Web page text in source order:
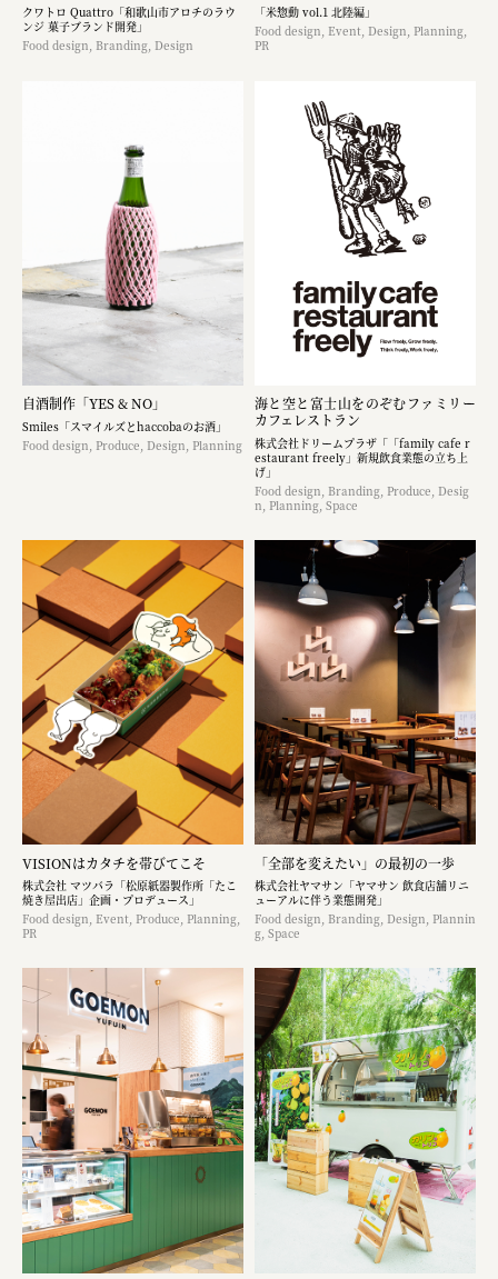
クワトロ Quattro「和歌山市アロチのラウ
ンジ 菓子ブランド開発」
Food design, Branding, Design
「米惣動 vol.1 北陸編」
Food design, Event, Design, Planning,
PR
自酒制作「YES & NO」
Smiles「スマイルズとhaccobaのお酒」
Food design, Produce, Design, Planning
海と空と富士山をのぞむファミリー
カフェレストラン
株式会社ドリームプラザ「「family cafe r
estaurant freely」新規飲食業態の立ち上
げ」
Food design, Branding, Produce, Desig
n, Planning, Space
VISIONはカタチを帯びてこそ
株式会社 マツバラ「松原紙器製作所「たこ
焼き屋出店」企画・プロデュース」
Food design, Event, Produce, Planning,
PR
「全部を変えたい」の最初の一歩
株式会社ヤマサン「ヤマサン 飲食店舗リニ
ューアルに伴う業態開発」
Food design, Branding, Design, Plannin
g, Space